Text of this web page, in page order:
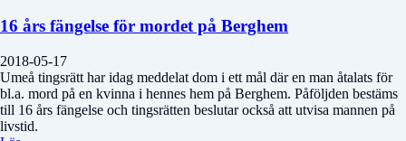
16 års fängelse för mordet på Berghem
2018-05-17
Umeå tingsrätt har idag meddelat dom i ett mål där en man åtalats för
bl.a. mord på en kvinna i hennes hem på Berghem. Påföljden bestäms
till 16 års fängelse och tingsrätten beslutar också att utvisa mannen på
livstid.